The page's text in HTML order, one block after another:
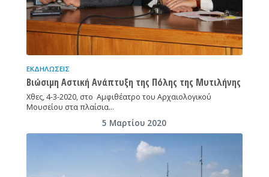
ΕΚΔΗΛΏΣΕΙΣ
Βιώσιμη Αστική Ανάπτυξη της Πόλης της Μυτιλήνης
Χθες, 4-3-2020, στο Αμφιθέατρο του Αρχαιολογικού
Μουσείου στα πλαίσια…
5 Μαρτίου 2020